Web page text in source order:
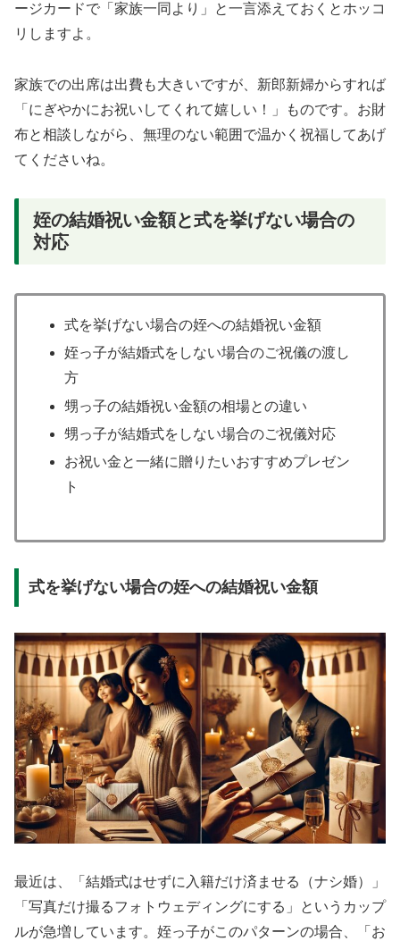
ージカードで「家族一同より」と一言添えておくとホッコ
リしますよ。
家族での出席は出費も大きいですが、新郎新婦からすれば
「にぎやかにお祝いしてくれて嬉しい！」ものです。お財
布と相談しながら、無理のない範囲で温かく祝福してあげ
てくださいね。
姪の結婚祝い金額と式を挙げない場合の
対応
式を挙げない場合の姪への結婚祝い金額
姪っ子が結婚式をしない場合のご祝儀の渡し
方
甥っ子の結婚祝い金額の相場との違い
甥っ子が結婚式をしない場合のご祝儀対応
お祝い金と一緒に贈りたいおすすめプレゼン
ト
式を挙げない場合の姪への結婚祝い金額
最近は、「結婚式はせずに入籍だけ済ませる（ナシ婚）」
「写真だけ撮るフォトウェディングにする」というカップ
ルが急増しています。姪っ子がこのパターンの場合、「お